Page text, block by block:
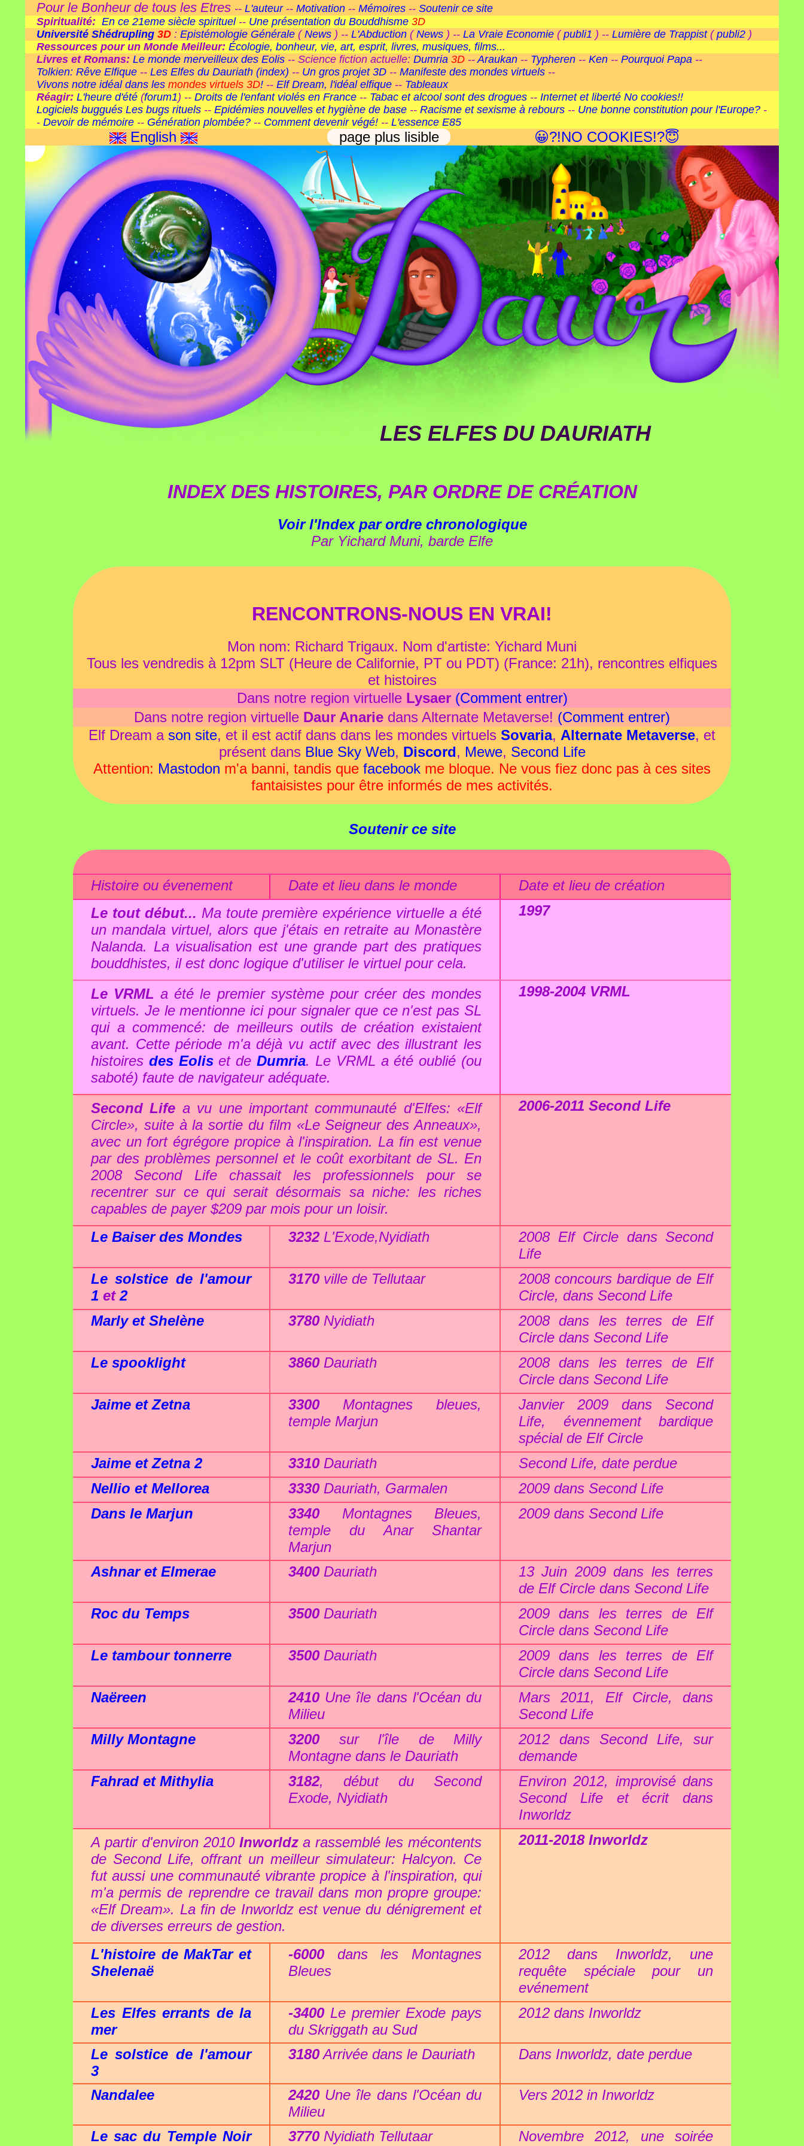
Pour le Bonheur de tous les Etres -- L'auteur-- Motivation-- Mémoires-- Soutenir ce site
Spiritualité: En ce 21eme siècle spirituel-- Une présentation du Bouddhisme 3D
Université Shédrupling 3D : Epistémologie Générale(News) -- L'Abduction(News) -- La Vraie Economie(publi1 ) -- Lumière de Trappist(publi2)
Ressources pour un Monde Meilleur: Écologie, bonheur, vie, art, esprit, livres, musiques, films...
Livres et Romans: Le monde merveilleux des Eolis-- Science fiction actuelle: Dumria 3D--Araukan-- Typheren-- Ken-- Pourquoi Papa--
Tolkien: Rêve Elfique-- Les Elfes du Dauriath (index) -- Un gros projet 3D-- Manifeste des mondes virtuels--
Vivons notre idéal dans les mondes virtuels 3D!-- Elf Dream, l'idéal elfique-- Tableaux
Réagir: L'heure d'été(forum1) -- Droits de l'enfant violés en France-- Tabac et alcool sont des drogues-- Internet et liberté No cookies!!
Logiciels buggués Les bugs rituels-- Epidémies nouvelles et hygiène de base-- Racisme et sexisme à rebours-- Une bonne constitution pour l'Europe?-
- Devoir de mémoire-- Génération plombée?-- Comment devenir végé!-- L'essence E85
English page plus lisible 😀?!NO COOKIES!?😇
LES ELFES DU DAURIATH
INDEX DES HISTOIRES, PAR ORDRE DE CRÉATION
Voir l'Index par ordre chronologique
Par Yichard Muni, barde Elfe
RENCONTRONS-NOUS EN VRAI!
Mon nom: Richard Trigaux. Nom d'artiste: Yichard Muni
Tous les vendredis à 12pm SLT (Heure de Californie, PT ou PDT) (France: 21h), rencontres elfiques
et histoires
Dans notre region virtuelle Lysaer (Comment entrer)
Dans notre region virtuelle Daur Anarie dans Alternate Metaverse! (Comment entrer)
Elf Dream a son site, et il est actif dans dans les mondes virtuels Sovaria, Alternate Metaverse, et
présent dans Blue Sky Web, Discord, Mewe, Second Life
Attention: Mastodon m'a banni, tandis que facebook me bloque. Ne vous fiez donc pas à ces sites
fantaisistes pour être informés de mes activités.
Soutenir ce site
Histoire ou évenement Date et lieu dans le monde
Date et lieu de création
Le tout début... Ma toute première expérience virtuelle a été
un mandala virtuel, alors que j'étais en retraite au Monastère
Nalanda. La visualisation est une grande part des pratiques
bouddhistes, il est donc logique d'utiliser le virtuel pour cela.
1997
Le VRML a été le premier système pour créer des mondes
virtuels. Je le mentionne ici pour signaler que ce n'est pas SL
qui a commencé: de meilleurs outils de création existaient
avant. Cette période m'a déjà vu actif avec des illustrant les
histoires des Eoliset deDumria. Le VRML a été oublié (ou
saboté) faute de navigateur adéquate.
1998-2004 VRML
Second Life a vu une important communauté d'Elfes: «Elf
Circle», suite à la sortie du film «Le Seigneur des Anneaux»,
avec un fort égrégore propice à l'inspiration. La fin est venue
par des problèmes personnel et le coût exorbitant de SL. En
2008 Second Life chassait les professionnels pour se
recentrer sur ce qui serait désormais sa niche: les riches
capables de payer $209 par mois pour un loisir.
2006-2011 Second Life
Le Baiser des Mondes 3232 L'Exode,Nyidiath
2008 Elf Circle dans Second
Life
Le solstice de l'amour
1 et 2
3170 ville de Tellutaar
2008 concours bardique de Elf
Circle, dans Second Life
Marly et Shelène
3780 Nyidiath
2008 dans les terres de Elf
Circle dans Second Life
Le spooklight
3860 Dauriath
2008 dans les terres de Elf
Circle dans Second Life
Jaime et Zetna
3300 Montagnes bleues,
temple Marjun
Janvier 2009 dans Second
Life, évennement bardique
spécial de Elf Circle
Jaime et Zetna 2
3310 Dauriath
Second Life, date perdue
Nellio et Mellorea
3330 Dauriath, Garmalen
2009 dans Second Life
Dans le Marjun
3340 Montagnes Bleues,
temple du Anar Shantar
Marjun
2009 dans Second Life
Ashnar et Elmerae 3400 Dauriath
13 Juin 2009 dans les terres
de Elf Circle dans Second Life
Roc du Temps
3500 Dauriath
2009 dans les terres de Elf
Circle dans Second Life
Le tambour tonnerre
3500 Dauriath
2009 dans les terres de Elf
Circle dans Second Life
Naëreen
2410 Une île dans l'Océan du
Milieu
Mars 2011, Elf Circle, dans
Second Life
Milly Montagne
3200 sur l'île de Milly
Montagne dans le Dauriath
2012 dans Second Life, sur
demande
Fahrad et Mithylia
3182, début du Second
Exode, Nyidiath
Environ 2012, improvisé dans
Second Life et écrit dans
Inworldz
A partir d'environ 2010 Inworldza rassemblé les mécontents
de Second Life, offrant un meilleur simulateur: Halcyon. Ce
fut aussi une communauté vibrante propice à l'inspiration, qui
m'a permis de reprendre ce travail dans mon propre groupe:
«Elf Dream». La fin de Inworldz est venue du dénigrement et
de diverses erreurs de gestion.
2011-2018 Inworldz
L'histoire de MakTar et
Shelenaë
-6000 dans les Montagnes
Bleues
2012 dans Inworldz, une
requête spéciale pour un
evénement
Les Elfes errants de la
mer
-3400 Le premier Exode pays
du Skriggath au Sud
2012 dans Inworldz
Le solstice de l'amour
3
3180Arrivée dans le Dauriath Dans Inworldz, date perdue
Nandalee 2420 Une île dans l'Océan du
Milieu
Vers 2012 in Inworldz
Le sac du Temple Noir
3770 Nyidiath Tellutaar
Novembre 2012, une soirée